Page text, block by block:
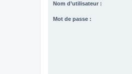
Nom d’utilisateur :
Mot de passe :